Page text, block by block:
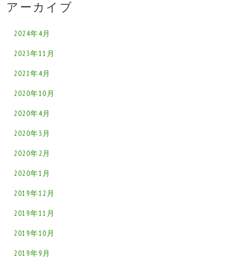
アーカイブ
2024年4月
2023年11月
2021年4月
2020年10月
2020年4月
2020年3月
2020年2月
2020年1月
2019年12月
2019年11月
2019年10月
2019年9月